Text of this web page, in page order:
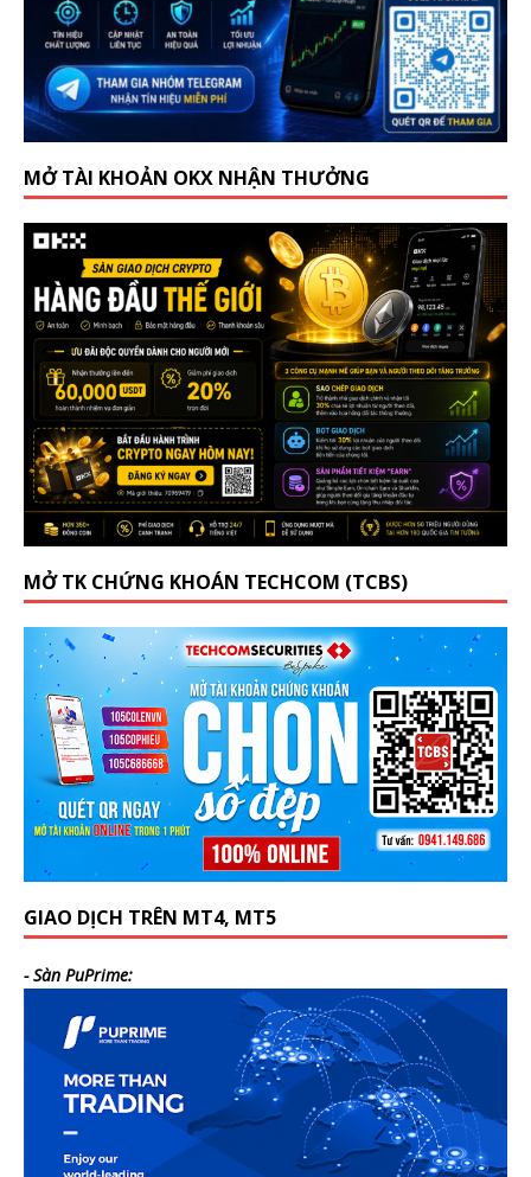
MỞ TÀI KHOẢN OKX NHẬN THƯỞNG
MỞ TK CHỨNG KHOÁN TECHCOM (TCBS)
GIAO DỊCH TRÊN MT4, MT5
- Sàn PuPrime: